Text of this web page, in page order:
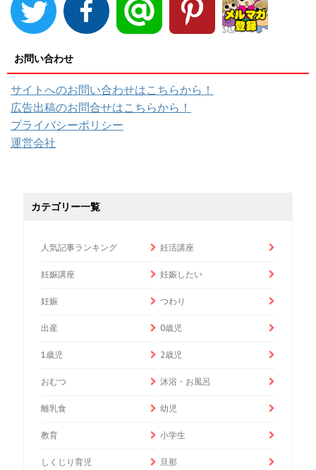
お問い合わせ
サイトへのお問い合わせはこちらから！
広告出稿のお問合せはこちらから！
プライバシーポリシー
運営会社
カテゴリー一覧
人気記事ランキング 妊活講座
妊娠講座 妊娠したい
妊娠 つわり
出産 0歳児
1歳児 2歳児
おむつ 沐浴・お風呂
離乳食 幼児
教育 小学生
しくじり育児 旦那